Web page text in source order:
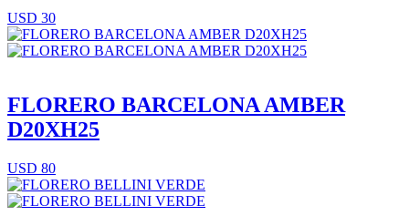
USD 30
FLORERO BARCELONA AMBER
D20XH25
USD 80